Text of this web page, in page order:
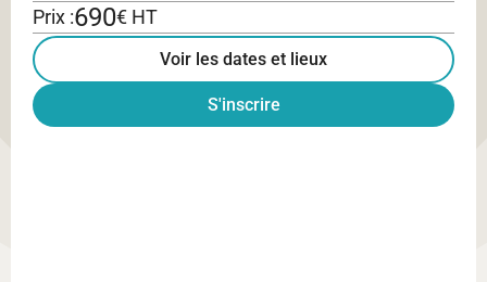
Prix :690€ HT
Voir les dates et lieux
S'inscrire